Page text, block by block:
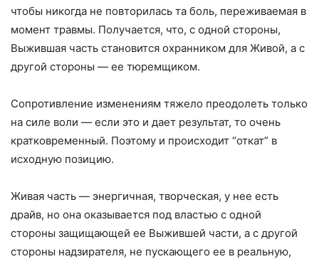
чтобы никогда не повторилась та боль, переживаемая в
момент травмы. Получается, что, с одной стороны,
Выжившая часть становится охранником для Живой, а с
другой стороны — ее тюремщиком.
Сопротивление изменениям тяжело преодолеть только
на силе воли — если это и дает результат, то очень
кратковременный. Поэтому и происходит “откат” в
исходную позицию.
Живая часть — энергичная, творческая, у нее есть
драйв, но она оказывается под властью с одной
стороны защищающей ее Выжившей части, а с другой
стороны надзирателя, не пускающего ее в реальную,